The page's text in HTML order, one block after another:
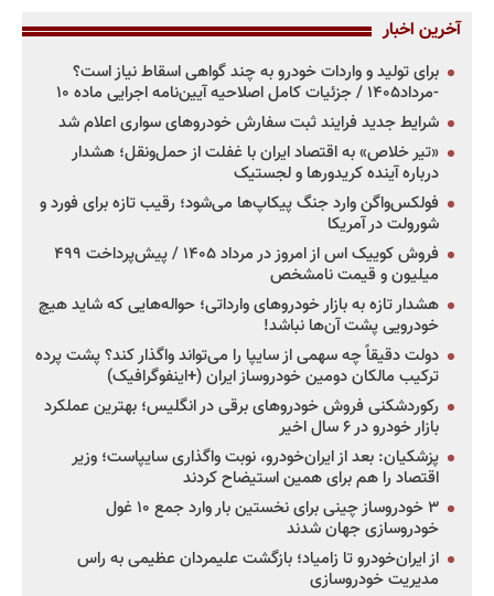
آخرین اخبار
برای تولید و واردات خودرو به چند گواهی اسقاط نیاز است؟
-مرداد۱۴۰۵ / جزئیات کامل اصلاحیه آیین‌نامه اجرایی ماده ۱۰
شرایط جدید فرایند ثبت سفارش خودروهای سواری اعلام شد
«تیر خلاص» به اقتصاد ایران با غفلت از حمل‌ونقل؛ هشدار
درباره آینده کریدورها و لجستیک
فولکس‌واگن وارد جنگ پیکاپ‌ها می‌شود؛ رقیب تازه برای فورد و
شورولت در آمریکا
فروش کوییک اس از امروز در مرداد ۱۴۰۵ / پیش‌پرداخت ۴۹۹
میلیون و قیمت نامشخص
هشدار تازه به بازار خودروهای وارداتی؛ حواله‌هایی که شاید هیچ
خودرویی پشت آن‌ها نباشد!
دولت دقیقاً چه سهمی از سایپا را می‌تواند واگذار کند؟ پشت پرده
ترکیب مالکان دومین خودروساز ایران (+اینفوگرافیک)
رکوردشکنی فروش خودروهای برقی در انگلیس؛ بهترین عملکرد
بازار خودرو در ۶ سال اخیر
پزشکیان: بعد از ایران‌خودرو، نوبت واگذاری سایپاست؛ وزیر
اقتصاد را هم برای همین استیضاح کردند
۳ خودروساز چینی برای نخستین بار وارد جمع ۱۰ غول
خودروسازی جهان شدند
از ایران‌خودرو تا زامیاد؛ بازگشت علیمردان عظیمی به راس
مدیریت خودروسازی